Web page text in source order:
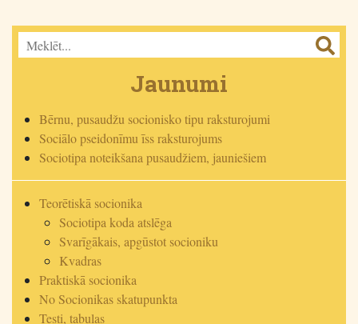
Jaunumi
Bērnu, pusaudžu socionisko tipu raksturojumi
Sociālo pseidonīmu īss raksturojums
Sociotipa noteikšana pusaudžiem, jauniešiem
Teorētiskā socionika
Sociotipa koda atslēga
Svarīgākais, apgūstot socioniku
Kvadras
Praktiskā socionika
No Socionikas skatupunkta
Testi, tabulas